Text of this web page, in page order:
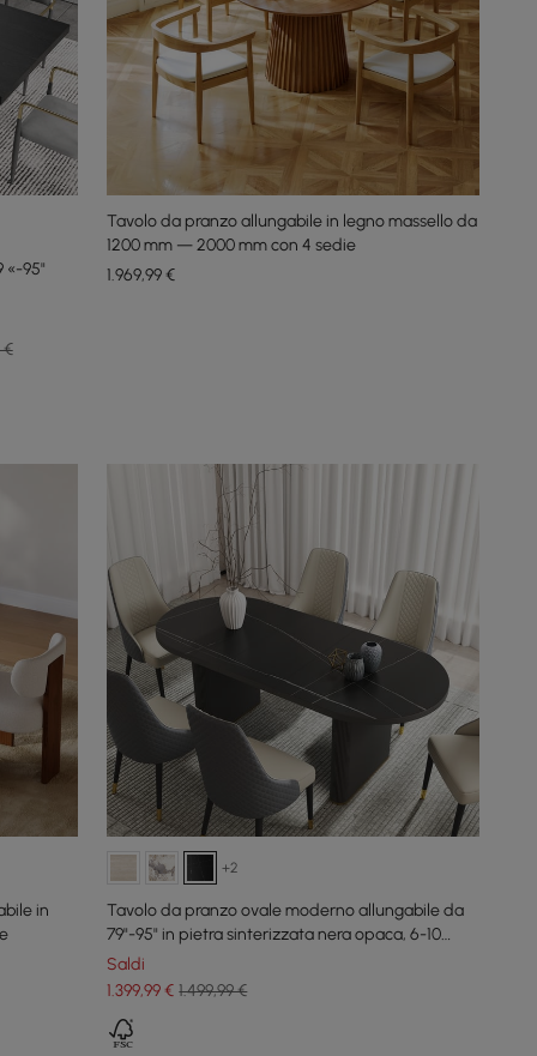
«-95"
€
Tavolo da pranzo allungabile in legno massello da
1200 mm — 2000 mm con 4 sedie
1.969,99€
in
+2
Tavolo da pranzo ovale moderno allungabile da
79"-95" in pietra sinterizzata nera opaca, 6-10
posti
Saldi
1.399,99€ 1.499,99 €